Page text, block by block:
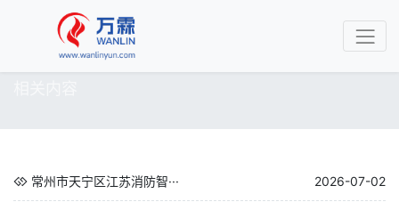
常州市天宁区江苏消防智··· 2026-07-02